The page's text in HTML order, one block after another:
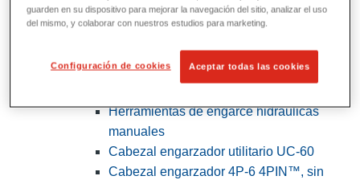
Herramientas de servicios públicos y de
View All Herramientas de servicios
Herramientas de engarce hidráulicas
manuales
Cabezal engarzador utilitario UC-60
Cabezal engarzador 4P-6 4PIN™, sin
guarden en su dispositivo para mejorar la navegación del sitio, analizar el uso
del mismo, y colaborar con nuestros estudios para marketing.
Configuración de cookies Aceptar todas las cookies